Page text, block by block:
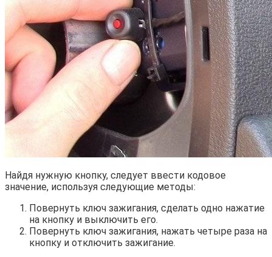
Найдя нужную кнопку, следует ввести кодовое
значение, используя следующие методы:
Повернуть ключ зажигания, сделать одно нажатие
на кнопку и выключить его.
Повернуть ключ зажигания, нажать четыре раза на
кнопку и отключить зажигание.